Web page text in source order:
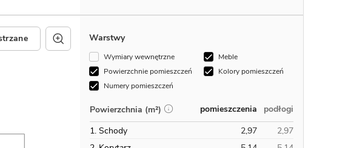
Warstwy
Wymiary wewnętrzne
Meble
Powierzchnie pomieszczeń
Kolory pomieszczeń
Numery pomieszczeń
Powierzchnia (m²) pomieszczenia
podłogi
1. Schody
2,97
2,97